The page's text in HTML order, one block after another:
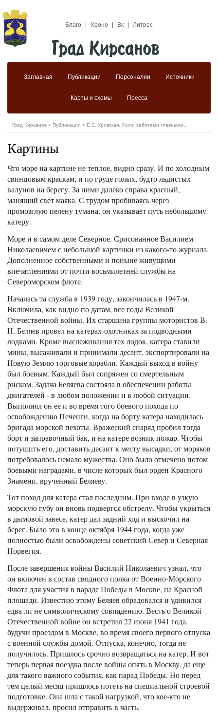
Благо Хроно Вк Литрес
Заглавная Публикации Персоналии Источники
Карты и схемы Пресса
Град Кирсанов > Публикации > Е.С. Уривская. Жили заботами главными...
Картины
Что море на картине не теплое, видно сразу. И по холодным
свинцовым краскам, и по груде голых, будто льдистых
валунов на берегу. За ними далеко справа красный,
манящий свет маяка. С трудом пробиваясь через
промозглую пелену тумана, он указывает путь небольшому
катеру.
Море и в самом деле Северное. Срисованное Василием
Николаевичем с небольшой картинки из какого-то журнала.
Дополненное собственными и поныне живущими
впечатлениями от почти восьмилетней службы на
Североморском флоте.
Началась та служба в 1939 году, закончилась в 1947-м.
Включила, как видно по датам, все годы Великой
Отечественной войны. Их старшина группы мотористов В.
Н. Беляев провел на катерах-охотниках за подводными
лодками. Кроме выслеживания тех лодок, катера ставили
мины, высаживали и принимали десант, экспортировали на
Новую Землю торговые корабли. Каждый выход в войну
был боевым. Каждый был сопряжен со смертельным
риском. Задача Беляева состояла в обеспечении работы
двигателей - в любом положении и в любой ситуации.
Выполнял он ее и во время того боевого похода по
освобождению Печенги, когда на борту катера находилась
бригада морской пехоты. Вражеский снаряд пробил тогда
борт и заправочный бак, и на катере возник пожар. Чтобы
потушить его, доставить десант к месту высадки, от моряков
потребовалось немало мужества. Оно было отмечено потом
боевыми наградами, в числе которых был орден Красного
Знамени, врученный Беляеву.
Тот поход для катера стал последним. При входе в узкую
морскую губу он вновь подвергся обстрелу. Чтобы укрыться
в дымовой завесе, катер дал задний ход и выскочил на
берег. Было это в конце октября 1944 года, когда уже
полностью были освобождены советский Север и Северная
Норвегия.
После завершения войны Василий Николаевич узнал, что
он включен в состав сводного полка от Военно-Морского
Флота для участия в параде Победы в Москве, на Красной
площади. Известию этому Беляев обрадовался и удивился
едва ли не символическому совпадению. Весть о Великой
Отечественной войне он встретил 22 июня 1941 года,
будучи проездом в Москве, во время своего первого отпуска
с военной службы домой. Отпуска, конечно, тогда не
получилось. Пришлось срочно возвращаться на катер. И вот
теперь первая поездка после войны опять в Москву, да еще
для такого важного события, как парад Победы. Но перед
тем целый месяц пришлось потеть на специальной строевой
подготовке. Она шла с такой нагрузкой, что кое-кто не
выдерживал, просил отправить в часть.